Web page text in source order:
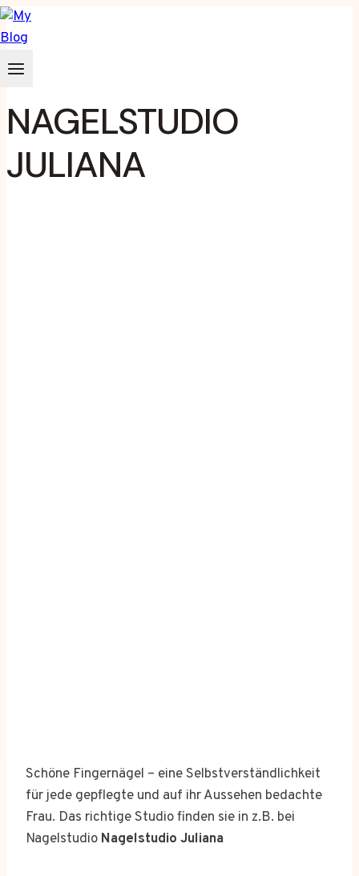
Zum
Inhalt
springen
NAGELSTUDIO
JULIANA
Schöne Fingernägel – eine Selbstverständlichkeit
für jede gepflegte und auf ihr Aussehen bedachte
Frau. Das richtige Studio finden sie in z.B. bei
Nagelstudio Nagelstudio Juliana